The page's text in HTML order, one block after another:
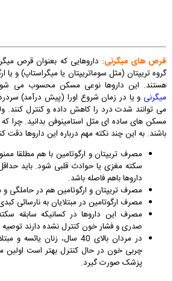
قرص های میگرنی: داروهایی که بعنوان قرص
گروه تریپتان (مثل سوماتریپتان یا میگراستاپ) و
هستند. این داروها نوعی مسکن محسوب می
میگرنی و یا در زمان شروع اورا (پیش درآمد)
می توانند شدت درد را کاهش داده و کنترل کنند.
مسکن های ساده ای مثل استامینوفن بدانید. چرا
باشند. به این چند نکته مهم درباره این داروها دقت
مصرف تریپتان و ارگوتامین با هم مطلقا
داروها باهم فاصله باشد.
مصرف تریپتان و ارگوتامین هم در
مصرف ارگوتامین در مبتلایان به نارسائی
مصرف این داروها در کسانیکه سابقه
صدری و فشار خون کنترل نشده دارند
در مردان بالای 40 سال، زنان
چربی خون در حال کنترل بهتر است اولین
پزشک صورت گیرد.